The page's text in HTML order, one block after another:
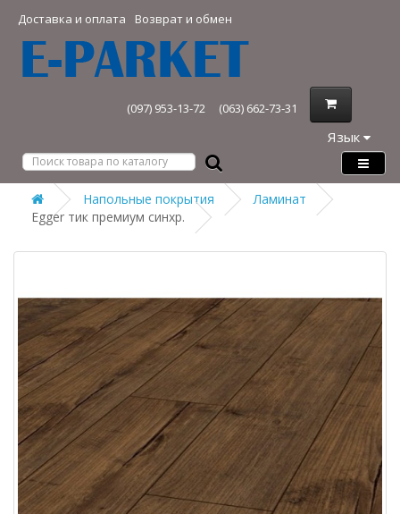
Доставка и оплата Возврат и обмен
(097) 953-13-72 (063) 662-73-31
Язык
Напольные покрытия
Ламинат
Egger тик премиум синхр.